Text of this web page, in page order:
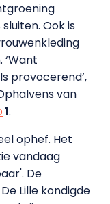
Ook is
provocerend’,
van
1.
ophef. Het
vandaag
De
Lille kondigde